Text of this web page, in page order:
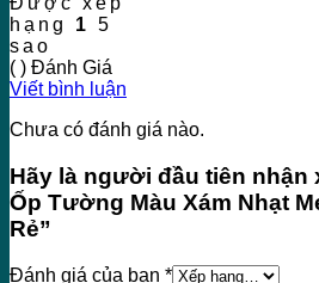
hạng 1 5
sao
( ) Đánh Giá
Viết bình luận
Chưa có đánh giá nào.
Hãy là người đầu tiên nhận
Ốp Tường Màu Xám Nhạt
Rẻ”
Đánh giá của bạn *